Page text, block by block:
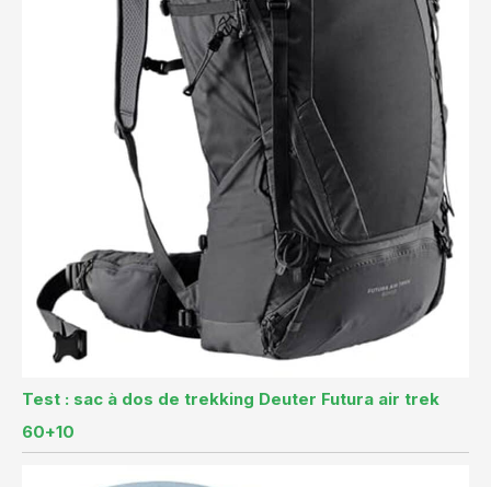
Test : sac à dos de trekking Deuter Futura air trek
60+10